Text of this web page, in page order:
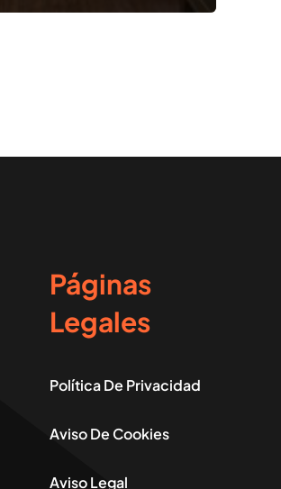
Páginas
Legales
Política De Privacidad
Aviso De Cookies
Aviso Legal